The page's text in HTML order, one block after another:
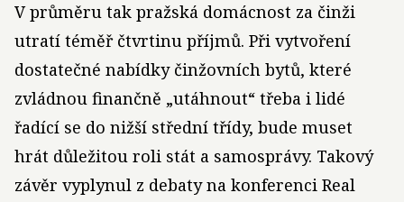
V průměru tak pražská domácnost za činži
utratí téměř čtvrtinu příjmů. Při vytvoření
dostatečné nabídky činžovních bytů, které
zvládnou finančně „utáhnout“ třeba i lidé
řadící se do nižší střední třídy, bude muset
hrát důležitou roli stát a samosprávy. Takový
závěr vyplynul z debaty na konferenci Real